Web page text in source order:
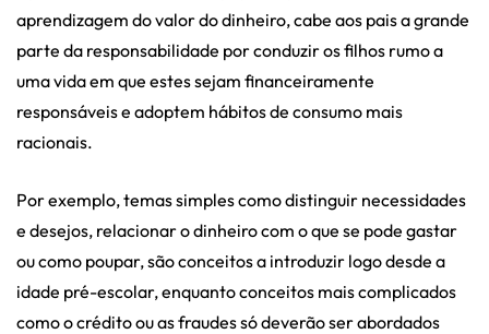
aprendizagem do valor do dinheiro, cabe aos pais a grande
parte da responsabilidade por conduzir os filhos rumo a
uma vida em que estes sejam financeiramente
responsáveis e adoptem hábitos de consumo mais
racionais.
Por exemplo, temas simples como distinguir necessidades
e desejos, relacionar o dinheiro com o que se pode gastar
ou como poupar, são conceitos a introduzir logo desde a
idade pré-escolar, enquanto conceitos mais complicados
como o crédito ou as fraudes só deverão ser abordados